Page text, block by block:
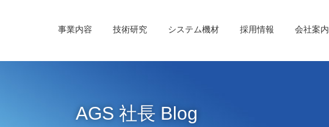
事業内容 技術研究 システム機材 採用情報 会社案内
AGS 社長 Blog